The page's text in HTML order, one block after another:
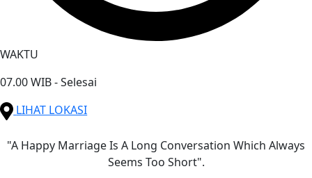
WAKTU
07.00 WIB - Selesai
LIHAT LOKASI
"A Happy Marriage Is A Long Conversation Which Always
Seems Too Short".